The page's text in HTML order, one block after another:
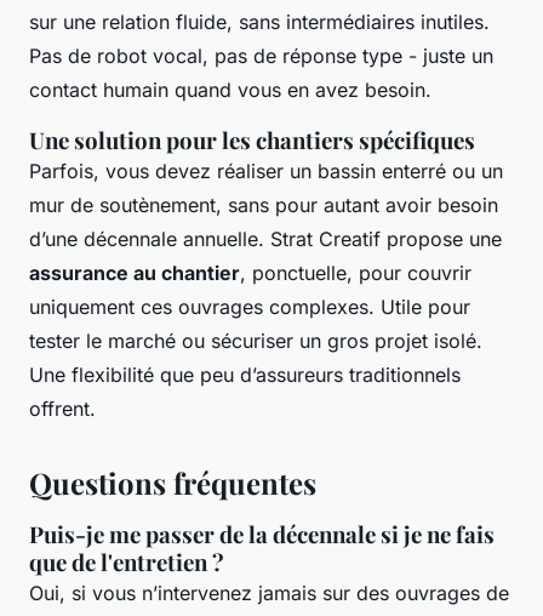
sur une relation fluide, sans intermédiaires inutiles.
Pas de robot vocal, pas de réponse type - juste un
contact humain quand vous en avez besoin.
Une solution pour les chantiers spécifiques
Parfois, vous devez réaliser un bassin enterré ou un
mur de soutènement, sans pour autant avoir besoin
d’une décennale annuelle. Strat Creatif propose une
assurance au chantier, ponctuelle, pour couvrir
uniquement ces ouvrages complexes. Utile pour
tester le marché ou sécuriser un gros projet isolé.
Une flexibilité que peu d’assureurs traditionnels
offrent.
Questions fréquentes
Puis-je me passer de la décennale si je ne fais
que de l'entretien ?
Oui, si vous n’intervenez jamais sur des ouvrages de